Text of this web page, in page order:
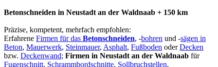
Betonschneiden in Neustadt an der Waldnaab + 150 km
Präzise, kompetent, mehrfach empfohlen:
Erfahrene Firmen für das Betonschneiden, -bohren und -sägen in
Beton, Mauerwerk, Steinmauer, Asphalt, Fußboden oderDecken
bzw. Deckenwand; Firmen in Neustadt an der Waldnaab für
Fugenschnitt, Schrammbordschnitte, Sollbruchstellen,